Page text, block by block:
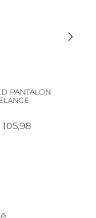
PANTALON
Oorspronkelijke
prijs
105,98Huidige